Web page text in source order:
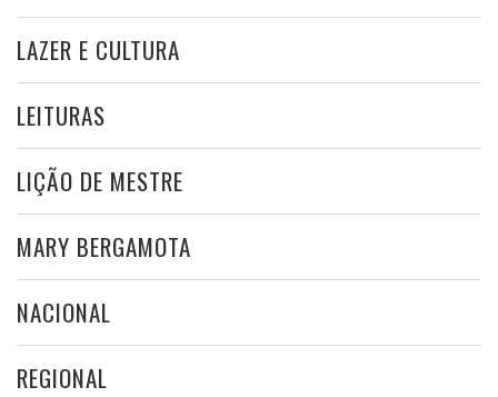
LAZER E CULTURA
LEITURAS
LIÇÃO DE MESTRE
MARY BERGAMOTA
NACIONAL
REGIONAL